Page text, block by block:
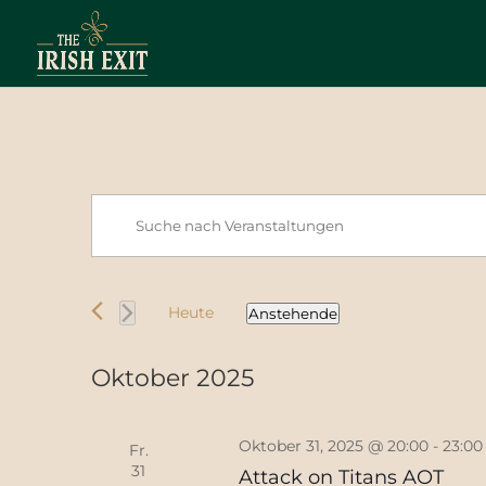
Veranstaltungen
Veranstaltungen
Suche
und
Navigation
nach
Schlüsselwort.
Heute Anstehende
Oktober 2025
Fr.
31
Attack on Titans AOT
Oktober 31, 2025 @ 20:00- 23:00